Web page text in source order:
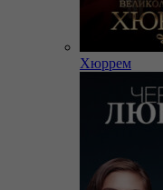
Хюррем